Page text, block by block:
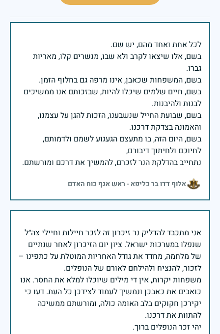
בשם, אלו שיצאו לקרב ולא שבו, מנשרים קלו, מאריות
בשם, חיים שלמים שיכלו להיות, שבזכותם אנו ממשיכים
בשם, שבועת החייל שנשבענו, הזכות להגן על עצמנו,
בשם, היום הזה, בו מתעצם הגעגוע לשמם ולדמותם,
נתחייב בהדלקת הנר לזכרם, להמשיך את דרכם ומורשתם.
אלוף דדו בר כליפא - ראש אגף כוח האדם
אני מתכבד להדליק נר זיכרון זה לזכר חיילות וחיילי צה״ל
שנפלו במערכות ישראל. ציון יום הזיכרון לאחר שנתיים
של מלחמה, מחדד את גודל האחריות המוטלת על כתפינו –
משפחות יקרות, אין די מילים שיוכלו למלא את החסר. אנו
כואבים את כאבכן ונמשיך לעמוד לצידכן כל העת. דעו כי
יקירכן חקוקים בלב האומה כולה, ומורשתם ממשיכה
יהי זכר הנופלים ברוך.